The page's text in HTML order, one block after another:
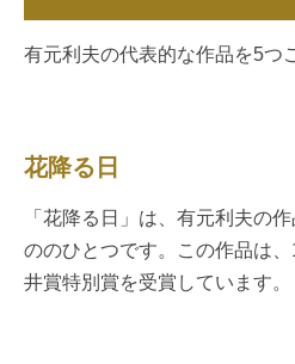
有元利夫の代表的な作品を5つ
花降る日
「花降る日」は、有元利夫の
ののひとつです。この作品は
井賞特別賞を受賞しています。